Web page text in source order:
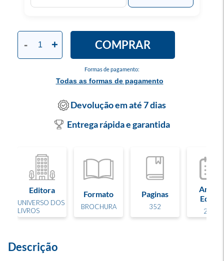
Formas de pagamento:
Todas as formas de pagamento
- + COMPRAR
Devolução em até 7 dias
Entrega rápida e garantida
Editora
UNIVERSO DOS
LIVROS
Formato
BROCHURA
Paginas
352
Ano de
Edição
2025
Descrição